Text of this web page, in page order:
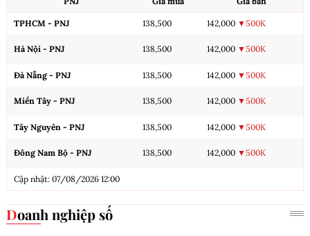
TPHCM - PNJ 138,500 142,000 ▼500K
Hà Nội - PNJ 138,500 142,000 ▼500K
Đà Nẵng - PNJ 138,500 142,000 ▼500K
Miền Tây - PNJ 138,500 142,000 ▼500K
Tây Nguyên - PNJ 138,500 142,000 ▼500K
Đông Nam Bộ - PNJ 138,500 142,000 ▼500K
Cập nhật: 07/08/2026 12:00
Doanh nghiệp số